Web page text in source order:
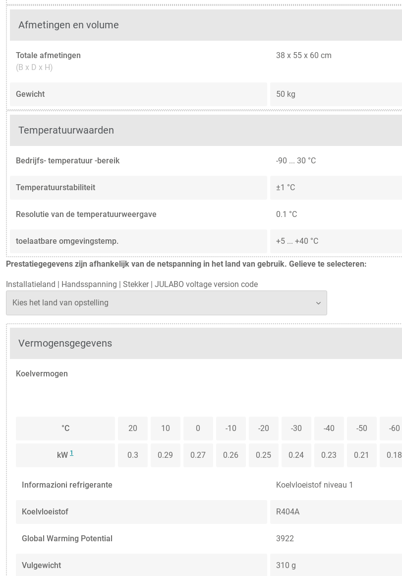
Afmetingen en volume
Totale afmetingen
(B x D x H)
38 x 55 x 60 cm
Gewicht 50 kg
Temperatuurwaarden
Bedrijfs- temperatuur -bereik -90 ... 30 °C
Temperatuurstabiliteit ±1 °C
Resolutie van de temperatuurweergave 0.1 °C
toelaatbare omgevingstemp. +5 ... +40 °C
Prestatiegegevens zijn afhankelijk van de netspanning in het land van gebruik. Gelieve te selecteren:
Installatieland Handsspanning Stekker| JULABO voltage version code
Vermogensgegevens
Koelvermogen
°C 20 10 0 -10 -20 -30 -40 -50 -60
kW1 0.3 0.29 0.27 0.26 0.25 0.24 0.23 0.21 0.18
Informazioni refrigerante Koelvloeistof niveau 1
Koelvloeistof R404A
Global Warming Potential 3922
Vulgewicht 310 g